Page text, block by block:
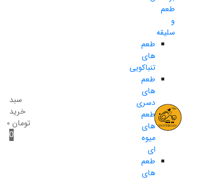
طعم
و
سلیقه
طعم
های
تنباکویی
طعم
های
دسری
طعم
های
میوه
ای
طعم
های
سبد
خرید
تومان ۰
0